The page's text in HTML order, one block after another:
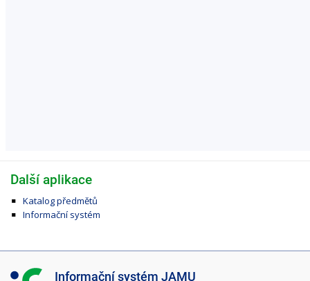
Další aplikace
Katalog předmětů
Informační systém
I Informační systém JAMU